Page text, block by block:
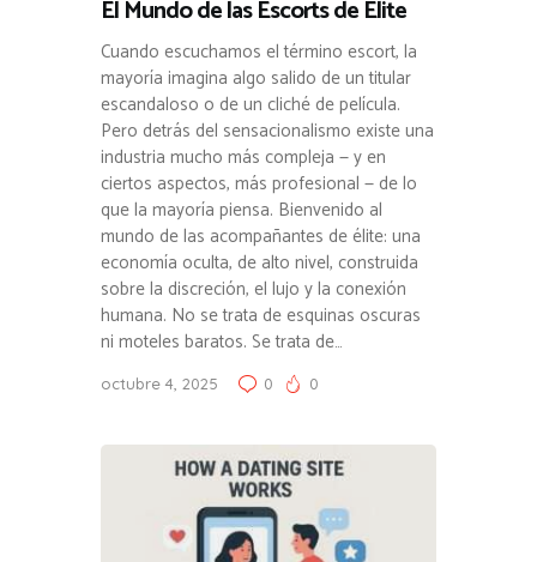
El Mundo de las Escorts de Elite
Cuando escuchamos el término escort, la
mayoría imagina algo salido de un titular
escandaloso o de un cliché de película.
Pero detrás del sensacionalismo existe una
industria mucho más compleja — y en
ciertos aspectos, más profesional — de lo
que la mayoría piensa. Bienvenido al
mundo de las acompañantes de élite: una
economía oculta, de alto nivel, construida
sobre la discreción, el lujo y la conexión
humana. No se trata de esquinas oscuras
ni moteles baratos. Se trata de…
octubre 4, 2025 0 0